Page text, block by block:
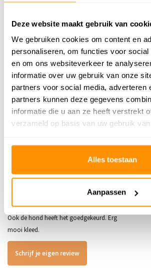
Deze website maakt gebruik van
We gebruiken cookies om content en
personaliseren, om functies voor social
en om ons websiteverkeer te
informatie over uw gebruik van onze
partners voor social media, adverteren
partners kunnen deze gegevens
informatie die u aan ze heeft verstrekt
verzameld op basis van uw gebruik
Alles toestaan
Aanpassen
139,95 30% Je bespaart 60 euro
Gecertificeerd OEKO-TEX®
5/5
op 23 Juli 2026
Het kleed staat heel mooi in mijn interieur.
Ook de hond heeft het goedgekeurd. Erg
mooi kleed.
Schrijf je eigen review